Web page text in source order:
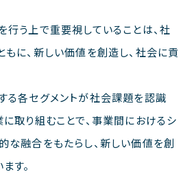
行う上で重要視していることは、社
に、新しい価値を創造し、社会に貢
る各セグメントが社会課題を認識
取り組むことで、事業間におけるシ
な融合をもたらし、新しい価値を創
す。